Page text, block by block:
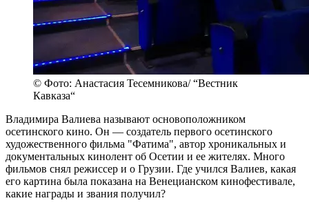
© Фото: Анастасия Тесемникова/ “Вестник
Кавказа“
Владимира Валиева называют основоположником
осетинского кино. Он — создатель первого осетинского
художественного фильма "Фатима", автор хроникальных и
документальных кинолент об Осетии и ее жителях. Много
фильмов снял режиссер и о Грузии. Где учился Валиев, какая
его картина была показана на Венецианском кинофестивале,
какие награды и звания получил?